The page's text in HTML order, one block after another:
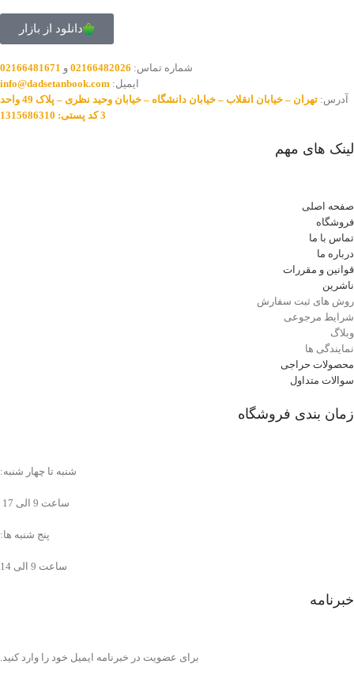
دانلود از بازار
شماره تماس: 02166482026 و 02166481671
ایمیل: info@dadsetanbook.com
آدرس:
تهران – خیابان انقلاب – خیابان دانشگاه – خیابان وحید نظری – پلاک 49 واحد
3 کد پستی: 1315686310
لینک های مهم
صفحه اصلی
فروشگاه
تماس با ما
درباره ما
قوانین و مقررات
ناشرین
روش های ثبت سفارش
شرایط مرجوعی
وبلاگ
نمایندگی ها
محصولات حراجی
سوالات متداول
زمان بندی فروشگاه
شنبه تا چهار شنبه:
ساعت 9 الی 17
پنج شنبه ها:
ساعت 9 الی 14
خبرنامه
برای عضویت در خبرنامه ایمیل خود را وارد کنید.